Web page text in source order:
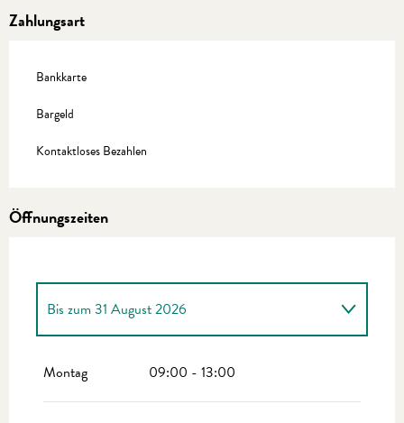
Zahlungsart
Bankkarte
Bargeld
Kontaktloses Bezahlen
Öffnungszeiten
vom 1 Januar 2026bis zum 30 Juni 2026
Bis zum31 August 2026
vom1 September 2026bis zum31 Dezember
Montag 09:00 - 13:00